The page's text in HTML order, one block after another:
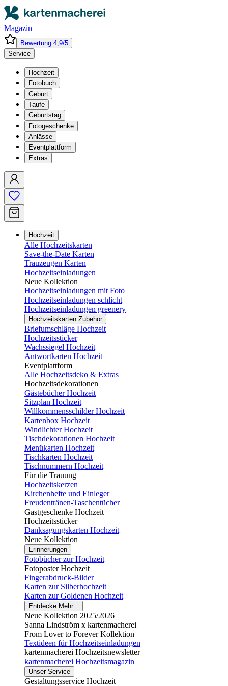
Magazin
Bewertung 4,9/5
Service
Hochzeit
Fotobuch
Geburt
Taufe
Geburtstag
Fotogeschenke
Anlässe
Eventplattform
Extras
Hochzeit
Alle Hochzeitskarten
Save-the-Date Karten
Trauzeugen Karten
Hochzeitseinladungen
Neue Kollektion
Hochzeitseinladungen mit Foto
Hochzeitseinladungen schlicht
Hochzeitseinladungen greenery
Hochzeitskarten Zubehör
Briefumschläge Hochzeit
Hochzeitssticker
Wachssiegel Hochzeit
Antwortkarten Hochzeit
Eventplattform
Alle Hochzeitsdeko & Extras
Hochzeitsdekorationen
Gästebücher Hochzeit
Sitzplan Hochzeit
Willkommensschilder Hochzeit
Kartenbox Hochzeit
Windlichter Hochzeit
Tischdekorationen Hochzeit
Menükarten Hochzeit
Tischkarten Hochzeit
Tischnummern Hochzeit
Für die Trauung
Hochzeitskerzen
Kirchenhefte und Einleger
Freudentränen-Taschentücher
Gastgeschenke Hochzeit
Hochzeitssticker
Danksagungskarten Hochzeit
Neue Kollektion
Erinnerungen
Fotobücher zur Hochzeit
Fotoposter Hochzeit
Fingerabdruck-Bilder
Karten zur Silberhochzeit
Karten zur Goldenen Hochzeit
Entdecke Mehr...
Neue Kollektion 2025/2026
Sanna Lindström x kartenmacherei
From Lover to Forever Kollektion
Textideen für Hochzeitseinladungen
kartenmacherei Hochzeitsnewsletter
kartenmacherei Hochzeitsmagazin
Unser Service
Gestaltungsservice Hochzeit